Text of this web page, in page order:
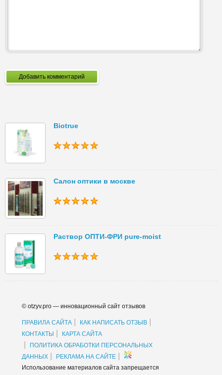
Добавить комментарий
Biotrue
Салон оптики в москве
Раствор ОПТИ-ФРИ pure-moist
© otzyv.pro — инновационный сайт отзывов
ПРАВИЛА САЙТА КАК НАПИСАТЬ ОТЗЫВ
КОНТАКТЫ КАРТА САЙТА
ПОЛИТИКА ОБРАБОТКИ ПЕРСОНАЛЬНЫХ
ДАННЫХ
РЕКЛАМА НА САЙТЕ
Использование материалов сайта запрещается